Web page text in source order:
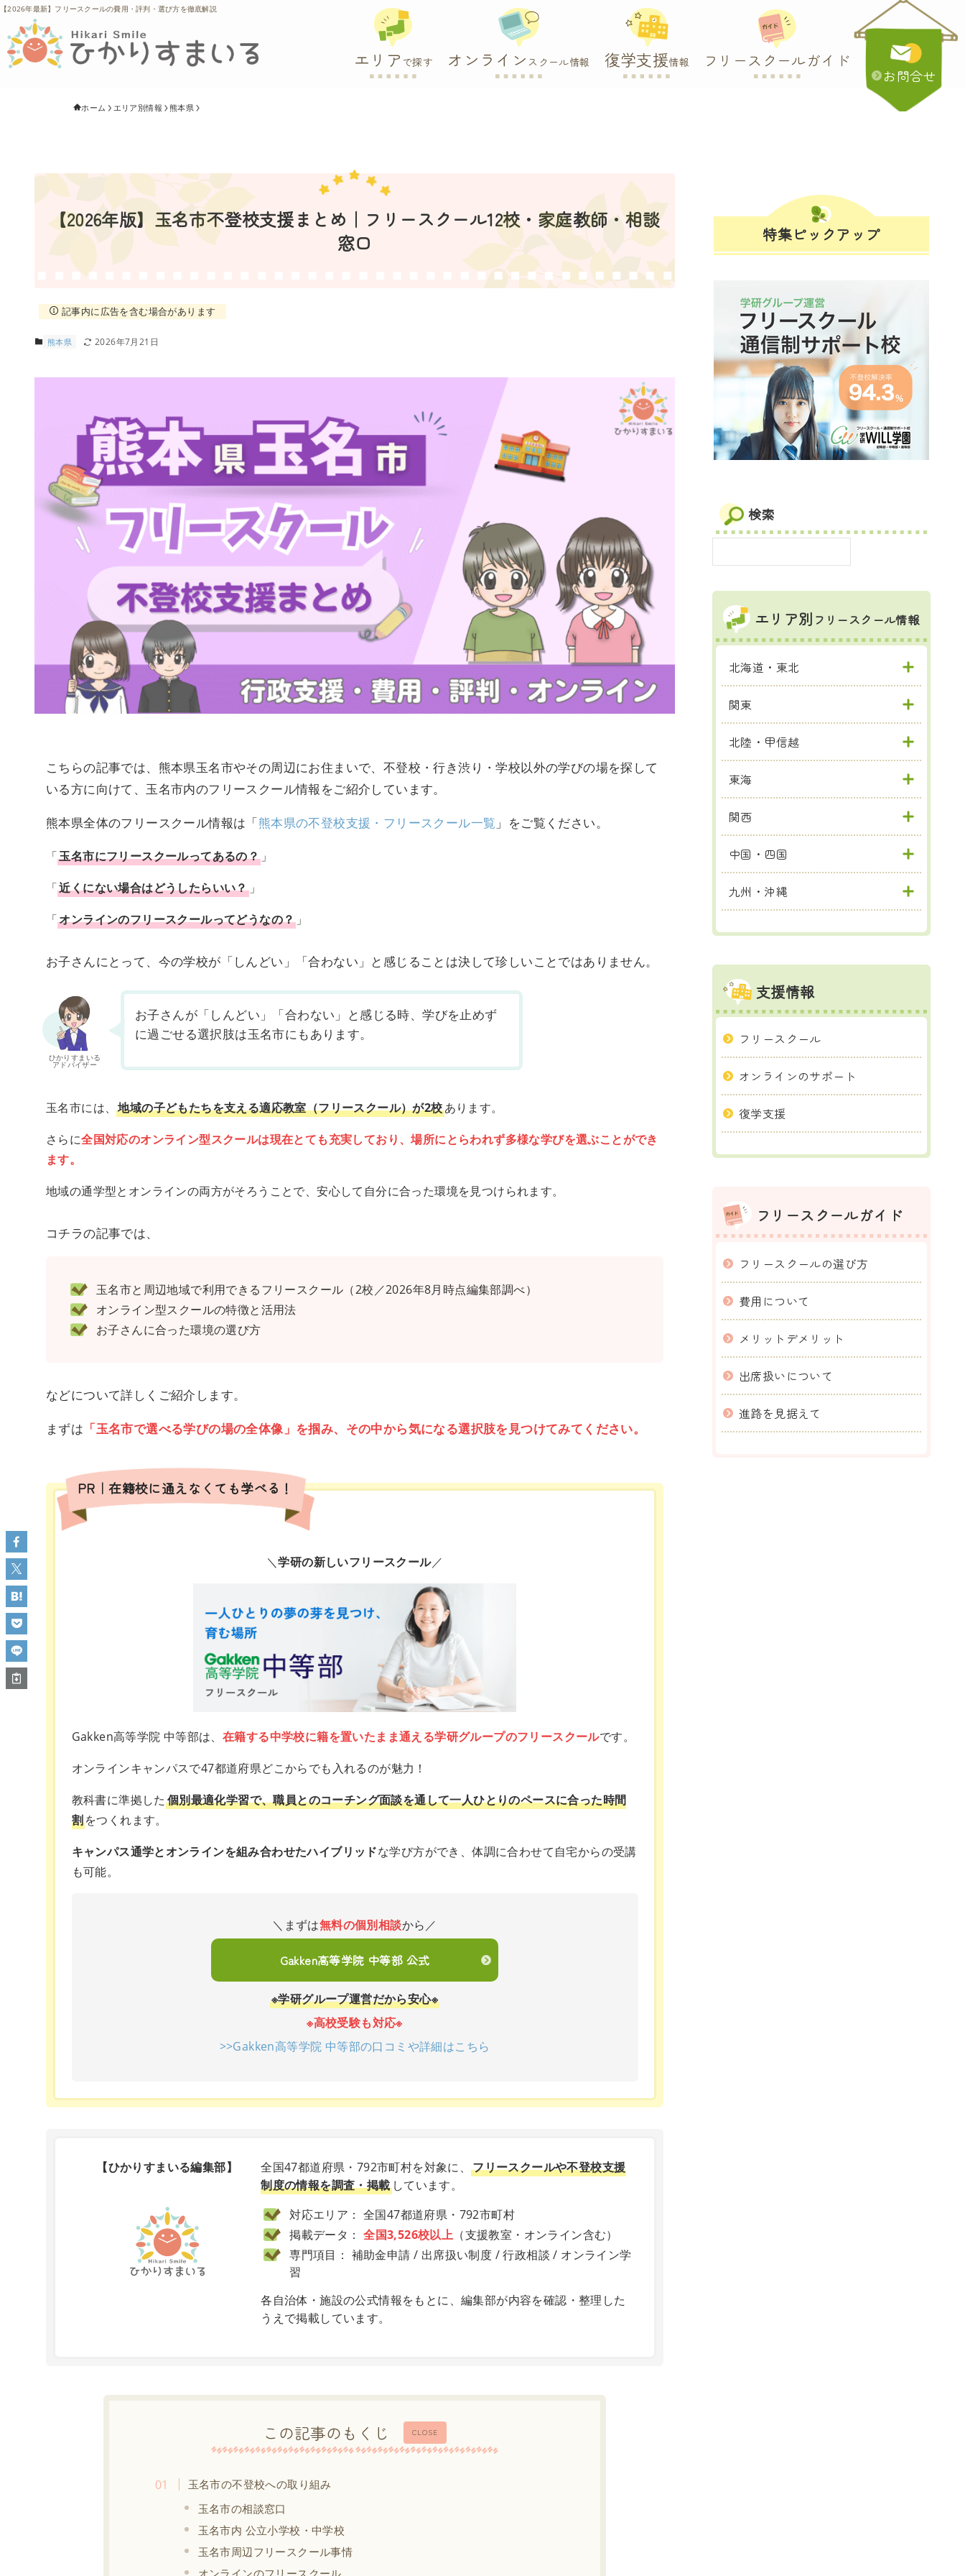
【2026年最新】フリースクールの費用・評判・選び方を徹底解説
エリア で探す オンライン スクール情報 復学支援情報 フリースクールガイド
お問合せ
ホーム エリア別情報 熊本県
【2026年版】玉名市不登校支援まとめ｜フリースクール12校・家庭教師・相談
窓口
記事内に広告を含む場合があります
熊本県 2026年7月21日
こちらの記事では、熊本県玉名市やその周辺にお住まいで、不登校・行き渋り・学校以外の学びの場を探して
いる方に向けて、玉名市内のフリースクール情報をご紹介しています。
熊本県全体のフリースクール情報は「熊本県の不登校支援・フリースクール一覧 」をご覧ください。
「玉名市にフリースクールってあるの？ 」
「近くにない場合はどうしたらいい？」
「オンラインのフリースクールってどうなの？ 」
お子さんにとって、今の学校が「しんどい」「合わない」と感じることは決して珍しいことではありません。
ひかりすまいる
アドバイザー
お子さんが「しんどい」「合わない」と感じる時、学びを止めず
に過ごせる選択肢は玉名市にもあります。
玉名市には、地域の子どもたちを支える適応教室（フリースクール）が2校あります。
さらに全国対応のオンライン型スクールは現在とても充実しており、場所にとらわれず多様な学びを選ぶことができ
ます。
地域の通学型とオンラインの両方がそろうことで、安心して自分に合った環境を見つけられます。
コチラの記事では、
玉名市と周辺地域で利用できるフリースクール（2校／2026年8月時点編集部調べ）
オンライン型スクールの特徴と活用法
お子さんに合った環境の選び方
などについて詳しくご紹介します。
まずは 「玉名市で選べる学びの場の全体像」を掴み、その中から気になる選択肢を見つけてみてください。
PR｜在籍校に通えなくても学べる！
＼学研の新しいフリースクール／
Gakken高等学院 中等部は、 在籍する中学校に籍を置いたまま通える学研グループのフリースクールです。
オンラインキャンパスで47都道府県どこからでも入れるのが魅力！
教科書に準拠した 個別最適化学習で、職員とのコーチング面談を通して一人ひとりのペースに合った時間
割をつくれます。
キャンパス通学とオンラインを組み合わせたハイブリッドな学び方ができ、体調に合わせて自宅からの受講
も可能。
＼まずは無料の個別相談から／
Gakken高等学院 中等部 公式
※学研グループ運営だから安心※
※高校受験も対応※
>>Gakken高等学院 中等部の口コミや詳細はこちら
【ひかりすまいる編集部】 全国47都道府県・792市町村を対象に、フリースクールや不登校支援
制度の情報を調査・掲載しています。
対応エリア： 全国47都道府県・792市町村
掲載データ：全国3,526校以上 （支援教室・オンライン含む）
専門項目： 補助金申請 / 出席扱い制度 / 行政相談 / オンライン学
習
各自治体・施設の公式情報をもとに、編集部が内容を確認・整理した
うえで掲載しています。
CLOSE
この記事のもくじ
玉名市の不登校への取り組み
玉名市の相談窓口
玉名市内 公立小学校・中学校
玉名市周辺フリースクール事情
オンラインのフリースクール
特集ピックアップ
検索
エリア別 フリースクール情報
北海道・東北
関東
北陸・甲信越
東海
関西
中国・四国
九州・沖縄
支援情報
フリースクール
オンラインのサポート
復学支援
フリースクールガイド
フリースクールの選び方
費用について
メリットデメリット
出席扱いについて
進路を見据えて